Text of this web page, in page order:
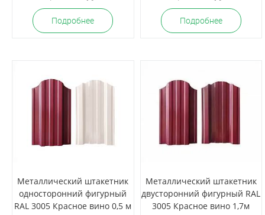
Подробнее Подробнее
Металлический штакетник
односторонний фигурный
RAL 3005 Красное вино 0,5 м
Металлический штакетник
двусторонний фигурный RAL
3005 Красное вино 1,7м